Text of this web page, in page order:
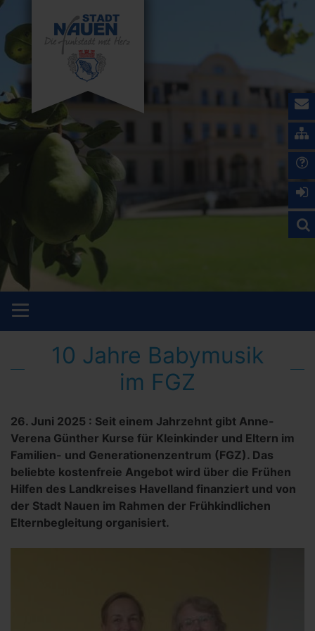
10 Jahre Babymusik
im FGZ
26. Juni 2025 : Seit einem Jahrzehnt gibt Anne-
Verena Günther Kurse für Kleinkinder und Eltern im
Familien- und Generationenzentrum (FGZ). Das
beliebte kostenfreie Angebot wird über die Frühen
Hilfen des Landkreises Havelland finanziert und von
der Stadt Nauen im Rahmen der Frühkindlichen
Elternbegleitung organisiert.